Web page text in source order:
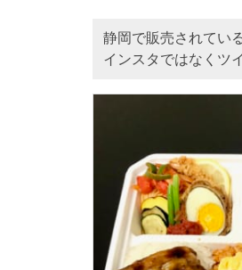
静岡で販売されてい
インスタではなくツ